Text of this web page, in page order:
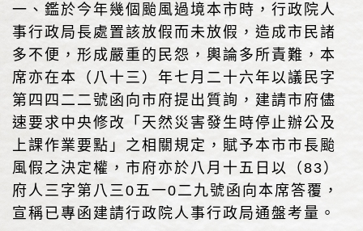
一、鑑於今年幾個颱風過境本市時，行政院人
事行政局長處置該放假而未放假，造成市民諸
多不便，形成嚴重的民怨，輿論多所責難，本
席亦在本（八十三）年七月二十六年以議民字
第四四二二號函向市府提出質詢，建請市府儘
速要求中央修改「天然災害發生時停止辦公及
上課作業要點」之相關規定，賦予本市市長颱
風假之決定權，市府亦於八月十五日以（83）
府人三字第八三0五一0二九號函向本席答覆，
宣稱已專函建請行政院人事行政局通盤考量。